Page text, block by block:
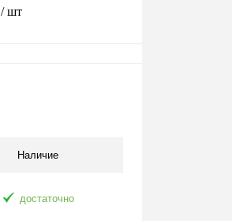
/ шт
Наличие
достаточно